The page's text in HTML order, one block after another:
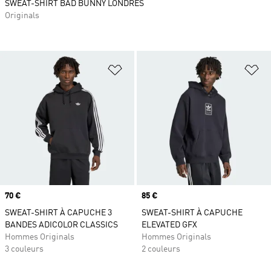
Ajouter à la Liste de produits
Prix
70 €
SWEAT-SHIRT À CAPUCHE 3
BANDES ADICOLOR CLASSICS
Hommes Originals
3 couleurs
Prix
85 €
SWEAT-SHIRT À CAPUCHE
ELEVATED GFX
Hommes Originals
2 couleurs
SWEAT-SHIRT BAD BUNNY LONDRES
Originals